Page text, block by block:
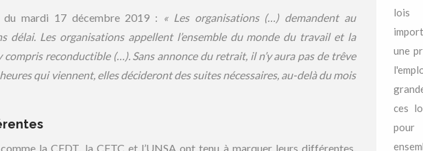
du mardi 17 décembre 2019 : « Les organisations (…) demandent au
Les organisations appellent l’ensemble du monde du travail et la
reconductible (…). Sans annonce du retrait, il n’y aura pas de trêve
qui viennent, elles décideront des suites nécessaires, au-delà du mois
la CFDT, la CFTC et l’UNSA ont tenu à marquer leurs différentes,
lois
une
ces
pour